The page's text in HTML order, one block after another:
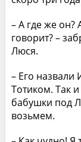
– А где же он?
говорит? –
Люся.
– Его назвали
Тотиком. Так
бабушки под
возьмем.